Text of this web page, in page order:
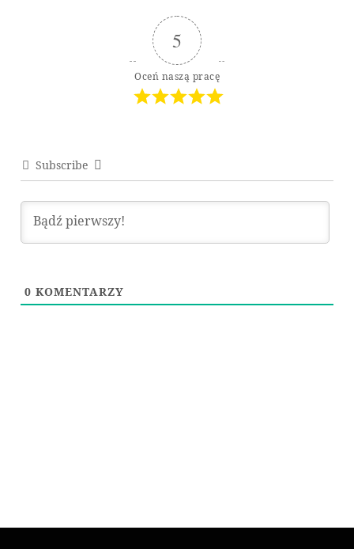
5
Oceń naszą pracę
Subscribe
0 KOMENTARZY